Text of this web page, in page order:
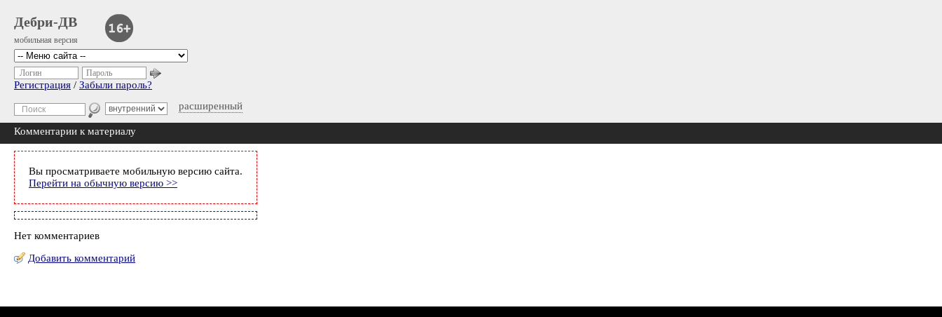
Дебри-ДВ
мобильная версия
расширенный
Логин Пароль
Регистрация / Забыли пароль?
Комментарии к материалу
Вы просматриваете мобильную версию сайта.
Перейти на обычную версию >>
Нет комментариев
Добавить комментарий